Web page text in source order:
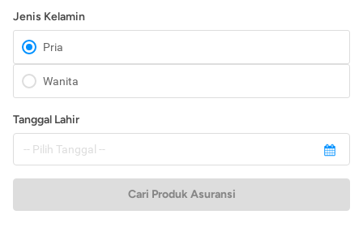
Jenis Kelamin
Pria
Wanita
Tanggal Lahir
Cari Produk Asuransi